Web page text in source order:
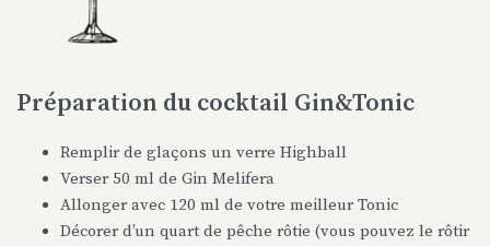
Préparation du cocktail Gin&Tonic
Remplir de glaçons un verre Highball
Verser 50 ml de Gin Melifera
Allonger avec 120 ml de votre meilleur Tonic
Décorer d’un quart de pêche rôtie (vous pouvez le rôtir